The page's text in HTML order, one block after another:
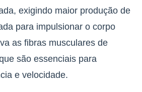
exigindo maior produção de
para impulsionar o corpo
as fibras musculares de
são essenciais para
e velocidade.